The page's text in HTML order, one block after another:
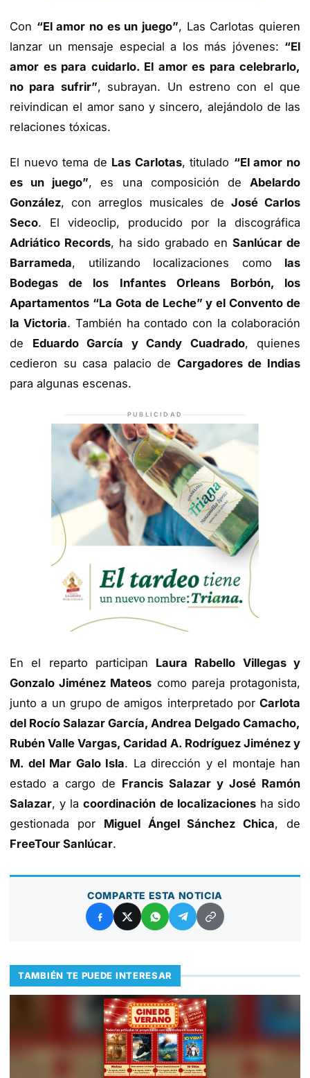
Con “El amor no es un juego”, Las Carlotas quieren
lanzar un mensaje especial a los más jóvenes: “El
amor es para cuidarlo. El amor es para celebrarlo,
no para sufrir”, subrayan. Un estreno con el que
reivindican el amor sano y sincero, alejándolo de las
relaciones tóxicas.
El nuevo tema de Las Carlotas, titulado “El amor no
es un juego”, es una composición deAbelardo
González, con arreglos musicales de José Carlos
Seco. El videoclip, producido por la discográfica
Adriático Records, ha sido grabado en Sanlúcar de
Barrameda, utilizando localizaciones como las
Bodegas de los Infantes Orleans Borbón, los
Apartamentos “La Gota de Leche” y el Convento de
la Victoria. También ha contado con la colaboración
de Eduardo García y Candy Cuadrado, quienes
cedieron su casa palacio de Cargadores de Indias
para algunas escenas.
PUBLICIDAD
En el reparto participan Laura Rabello Villegas y
Gonzalo Jiménez Mateos como pareja protagonista,
junto a un grupo de amigos interpretado por Carlota
del Rocío Salazar García, Andrea Delgado Camacho,
Rubén Valle Vargas, Caridad A. Rodríguez Jiménez y
M. del Mar Galo Isla. La dirección y el montaje han
estado a cargo de Francis Salazar y José Ramón
Salazar, y lacoordinación de localizacionesha sido
gestionada por Miguel Ángel Sánchez Chica, de
FreeTour Sanlúcar.
COMPARTE ESTA NOTICIA
TAMBIÉN TE PUEDE INTERESAR